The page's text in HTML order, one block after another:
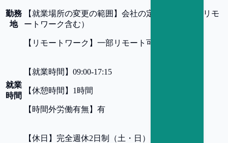
勤務
地
【 就業場所の変更の範囲 】 会社の定める事業所（リモ
ートワーク含む）
【 リモートワーク 】 一部リモート可
就業
時間
【 就業時間 】 09:00-17:15
【休憩時間 】 1時間
【 時間外労働有無】 有
【休日 】 完全週休2日制（土・日）、祝日